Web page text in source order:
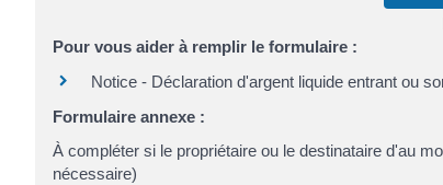
Pour vous aider à remplir le formulaire :
Notice - Déclaration d'argent liquide entrant ou
Formulaire annexe :
À compléter si le propriétaire ou le destinataire d'au
nécessaire)